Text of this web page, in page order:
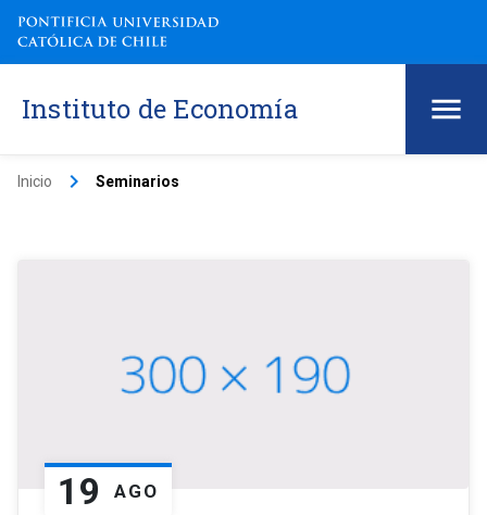
Instituto de Economía
Inicio keyboard_arrow_right Seminarios
19 AGO